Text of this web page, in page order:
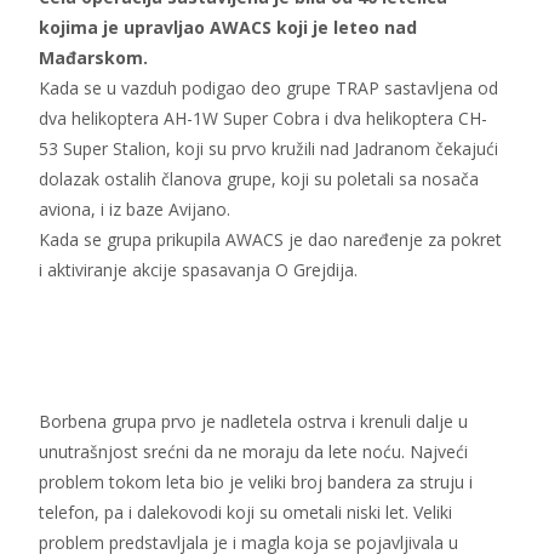
kojima je upravljao AWACS koji je leteo nad
Mađarskom.
Kada se u vazduh podigao deo grupe TRAP sastavljena od
dva helikoptera AH-1W Super Cobra i dva helikoptera CH-
53 Super Stalion, koji su prvo kružili nad Jadranom čekajući
dolazak ostalih članova grupe, koji su poletali sa nosača
aviona, i iz baze Avijano.
Kada se grupa prikupila AWACS je dao naređenje za pokret
i aktiviranje akcije spasavanja O Grejdija.
Borbena grupa prvo je nadletela ostrva i krenuli dalje u
unutrašnjost srećni da ne moraju da lete noću. Najveći
problem tokom leta bio je veliki broj bandera za struju i
telefon, pa i dalekovodi koji su ometali niski let. Veliki
problem predstavljala je i magla koja se pojavljivala u